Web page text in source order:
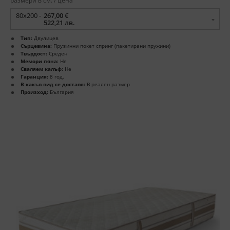
80x200 - 267,00 €
522,21 лв.
Тип: Двулицев
Сърцевина: Пружинни покет спринг (пакетирани пружини)
Твърдост: Среден
Мемори пяна: Не
Сваляем калъф: Не
Гаранция: 8 год.
В какъв вид се доставя: В реален размер
Произход: България